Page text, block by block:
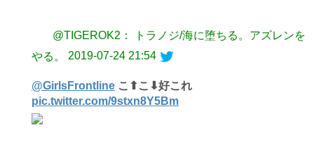
@TIGEROK2： トラノジ/海に堕ちる。アズレンを
やる。
2019-07-24 21:54
@GirlsFrontline こ⬆︎こ⬇︎好これ
pic.twitter.com/9stxn8Y5Bm